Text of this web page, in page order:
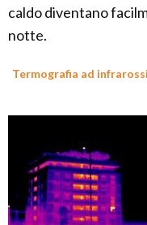
caldo diventano
notte.
Termografia ad infrarossi